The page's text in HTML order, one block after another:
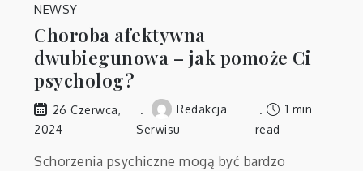
NEWSY
Choroba afektywna
dwubiegunowa – jak pomoże Ci
psycholog?
26 Czerwca,
2024
Redakcja
Serwisu
1 min
read
Schorzenia psychiczne mogą być bardzo